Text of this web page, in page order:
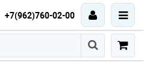
+7(962)760-02-00